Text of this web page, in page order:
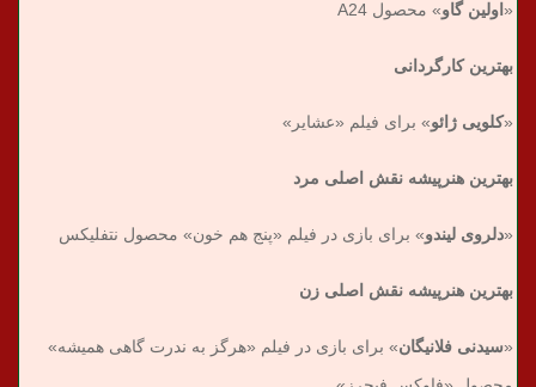
« اولین گاو» محصول A24
بهترین کارگردانی
«کلویی ژائو» برای فیلم «عشایر»
بهترین هنرپیشه نقش اصلی مرد
«دلروی لیندو» برای بازی در فیلم «پنج هم خون» محصول نتفلیکس
بهترین هنرپیشه نقش اصلی زن
«سیدنی فلانیگان» برای بازی در فیلم «هرگز به ندرت گاهی همیشه»